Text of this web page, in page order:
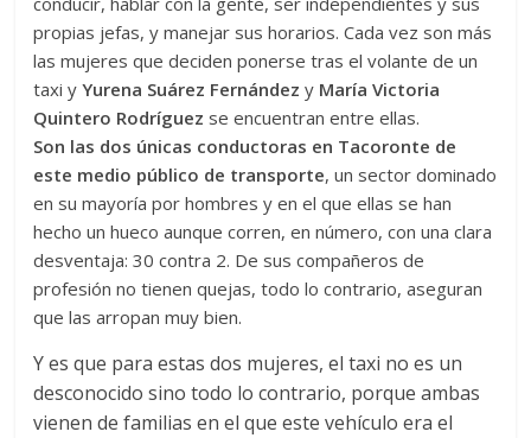
propias jefas, y manejar sus horarios. Cada vez son más
las mujeres que deciden ponerse tras el volante de un
taxi yYurena Suárez Fernández y María Victoria
Quintero Rodríguez se encuentran entre ellas.
Son las dos únicas conductoras en Tacoronte de
este medio público de transporte, un sector dominado
en su mayoría por hombres y en el que ellas se han
hecho un hueco aunque corren, en número, con una clara
desventaja: 30 contra 2. De sus compañeros de
profesión no tienen quejas, todo lo contrario, aseguran
que las arropan muy bien.
Y es que para estas dos mujeres, el taxi no es un
desconocido sino todo lo contrario, porque ambas
vienen de familias en el que este vehículo era el